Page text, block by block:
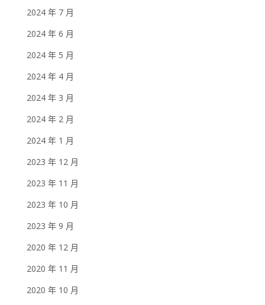
2024 年 7 月
2024 年 6 月
2024 年 5 月
2024 年 4 月
2024 年 3 月
2024 年 2 月
2024 年 1 月
2023 年 12 月
2023 年 11 月
2023 年 10 月
2023 年 9 月
2020 年 12 月
2020 年 11 月
2020 年 10 月